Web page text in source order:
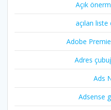
Açık
açılan
Adobe
Adres
Ads
Adsense